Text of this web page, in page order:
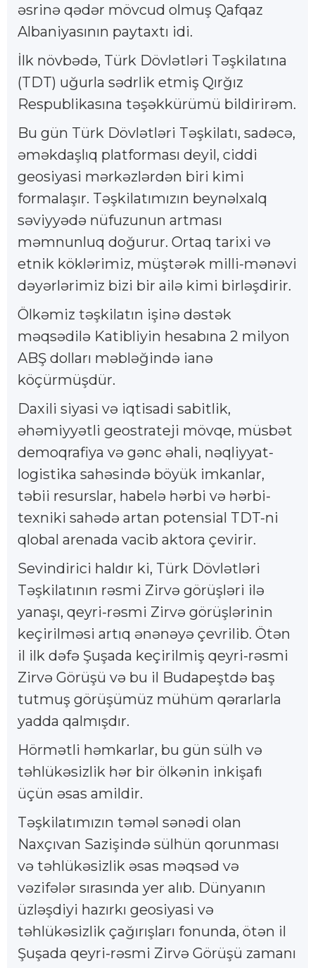
əsrinə qədər mövcud olmuş Qafqaz
Albaniyasının paytaxtı idi.
İlk növbədə, Türk Dövlətləri Təşkilatına
(TDT) uğurla sədrlik etmiş Qırğız
Respublikasına təşəkkürümü bildirirəm.
Bu gün Türk Dövlətləri Təşkilatı, sadəcə,
əməkdaşlıq platforması deyil, ciddi
geosiyasi mərkəzlərdən biri kimi
formalaşır. Təşkilatımızın beynəlxalq
səviyyədə nüfuzunun artması
məmnunluq doğurur. Ortaq tarixi və
etnik köklərimiz, müştərək milli-mənəvi
dəyərlərimiz bizi bir ailə kimi birləşdirir.
Ölkəmiz təşkilatın işinə dəstək
məqsədilə Katibliyin hesabına 2 milyon
ABŞ dolları məbləğində ianə
köçürmüşdür.
Daxili siyasi və iqtisadi sabitlik,
əhəmiyyətli geostrateji mövqe, müsbət
demoqrafiya və gənc əhali, nəqliyyat-
logistika sahəsində böyük imkanlar,
təbii resurslar, habelə hərbi və hərbi-
texniki sahədə artan potensial TDT-ni
qlobal arenada vacib aktora çevirir.
Sevindirici haldır ki, Türk Dövlətləri
Təşkilatının rəsmi Zirvə görüşləri ilə
yanaşı, qeyri-rəsmi Zirvə görüşlərinin
keçirilməsi artıq ənənəyə çevrilib. Ötən
il ilk dəfə Şuşada keçirilmiş qeyri-rəsmi
Zirvə Görüşü və bu il Budapeştdə baş
tutmuş görüşümüz mühüm qərarlarla
yadda qalmışdır.
Hörmətli həmkarlar, bu gün sülh və
təhlükəsizlik hər bir ölkənin inkişafı
üçün əsas amildir.
Təşkilatımızın təməl sənədi olan
Naxçıvan Sazişində sülhün qorunması
və təhlükəsizlik əsas məqsəd və
vəzifələr sırasında yer alıb. Dünyanın
üzləşdiyi hazırkı geosiyasi və
təhlükəsizlik çağırışları fonunda, ötən il
Şuşada qeyri-rəsmi Zirvə Görüşü zamanı